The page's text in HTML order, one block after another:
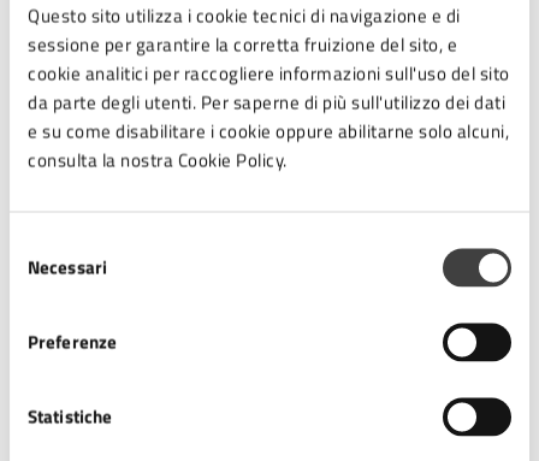
Questo sito utilizza i cookie tecnici di navigazione e di
sessione per garantire la corretta fruizione del sito, e
cookie analitici per raccogliere informazioni sull'uso del sito
da parte degli utenti. Per saperne di più sull'utilizzo dei dati
e su come disabilitare i cookie oppure abilitarne solo alcuni,
consulta la nostra Cookie Policy.
delNecessari
Preferenze
Statistiche
Gratuito
Allegati
Contatti